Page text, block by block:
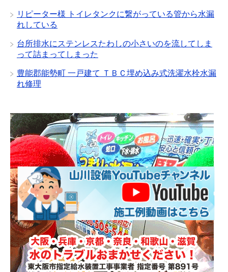
リピーター様 トイレタンクに繋がっている管から水漏
れしている
台所排水にステンレスたわしの小さいのを流してしま
って詰まってしまった
豊能郡能勢町 一戸建て ＴＢＣ埋め込み式洗濯水栓水漏
れ修理